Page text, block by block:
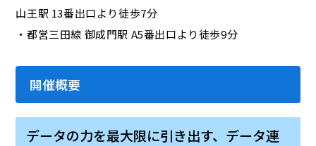
山王駅 13番出口より徒歩7分
・都営三田線 御成門駅 A5番出口より徒歩9分
開催概要
データの力を最大限に引き出す、データ連